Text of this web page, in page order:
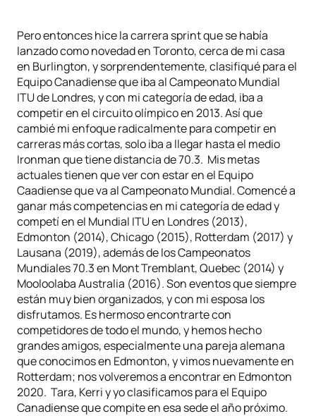
Pero entonces hice la carrera sprint que se había
lanzado como novedad en Toronto, cerca de mi casa
en Burlington, y sorprendentemente, clasifiqué para el
Equipo Canadiense que iba al Campeonato Mundial
ITU de Londres, y con mi categoría de edad, iba a
competir en el circuito olímpico en 2013. Así que
cambié mi enfoque radicalmente para competir en
carreras más cortas, solo iba a llegar hasta el medio
Ironman que tiene distancia de 70.3. Mis metas
actuales tienen que ver con estar en el Equipo
Caadiense que va al Campeonato Mundial. Comencé a
ganar más competencias en mi categoría de edad y
competí en el Mundial ITU en Londres (2013),
Edmonton (2014), Chicago (2015), Rotterdam (2017) y
Lausana (2019), además de los Campeonatos
Mundiales 70.3 en Mont Tremblant, Quebec (2014) y
Mooloolaba Australia (2016). Son eventos que siempre
están muy bien organizados, y con mi esposa los
disfrutamos. Es hermoso encontrarte con
competidores de todo el mundo, y hemos hecho
grandes amigos, especialmente una pareja alemana
que conocimos en Edmonton, y vimos nuevamente en
Rotterdam; nos volveremos a encontrar en Edmonton
2020. Tara, Kerri y yo clasificamos para el Equipo
Canadiense que compite en esa sede el año próximo.